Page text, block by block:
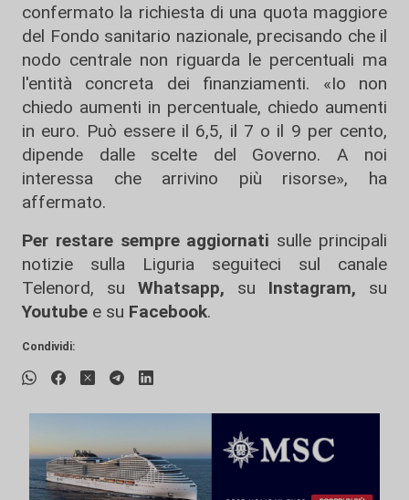
confermato la richiesta di una quota maggiore
del Fondo sanitario nazionale, precisando che il
nodo centrale non riguarda le percentuali ma
l'entità concreta dei finanziamenti. «Io non
chiedo aumenti in percentuale, chiedo aumenti
in euro. Può essere il 6,5, il 7 o il 9 per cento,
dipende dalle scelte del Governo. A noi
interessa che arrivino più risorse», ha
affermato.
Per restare sempre aggiornati sulle principali
notizie sulla Liguria seguiteci sul canale
Telenord, su
Whatsapp, su Instagram, su
Youtube e su Facebook.
Condividi: